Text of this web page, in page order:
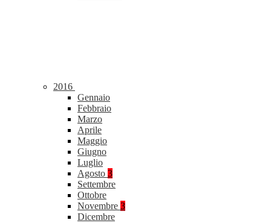
2016
Gennaio
Febbraio
Marzo
Aprile
Maggio
Giugno
Luglio
Agosto 3
Settembre
Ottobre
Novembre 3
Dicembre